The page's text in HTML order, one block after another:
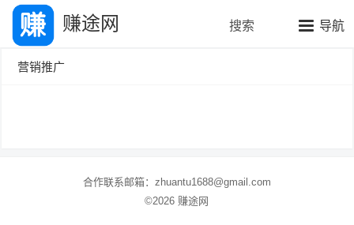
赚途网 导航
搜索
营销推广
合作联系邮箱：zhuantu1688@gmail.com
©2026 赚途网